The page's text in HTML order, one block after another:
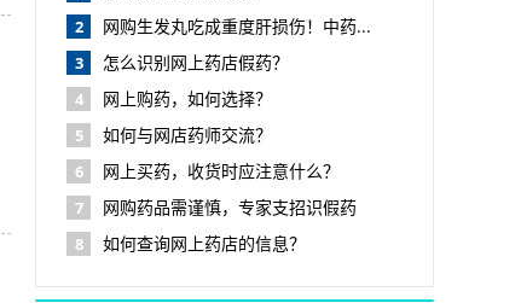
2 网购生发丸吃成重度肝损伤！中药...
3 怎么识别网上药店假药？
4 网上购药，如何选择？
5 如何与网店药师交流？
6 网上买药，收货时应注意什么？
7 网购药品需谨慎，专家支招识假药
8 如何查询网上药店的信息？